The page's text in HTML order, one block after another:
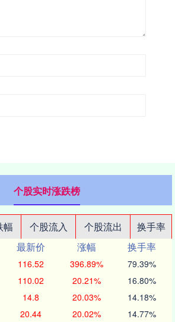
个股实时涨跌榜
幅 个股流入 个股流出
换手率
最新价 涨幅
换手率
116.52 396.89% 79.39%
110.02 20.21% 16.80%
14.8 20.03% 14.18%
20.44 20.02% 14.77%